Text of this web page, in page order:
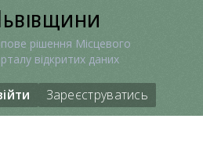
рішення Місцевого
відкритих даних
Зареєструватись